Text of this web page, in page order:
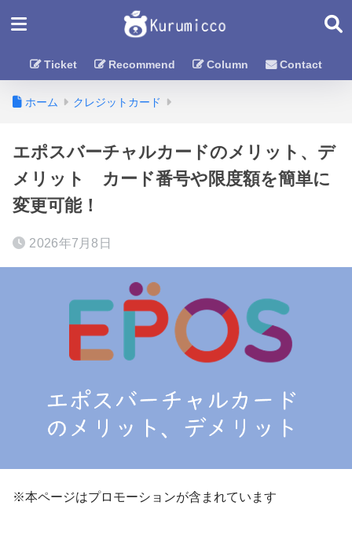
Ticket Recommend Column Contact
ホーム クレジットカード
エポスバーチャルカードのメリット、デ
メリット カード番号や限度額を簡単に
変更可能！
2026年7月8日
※本ページはプロモーションが含まれています